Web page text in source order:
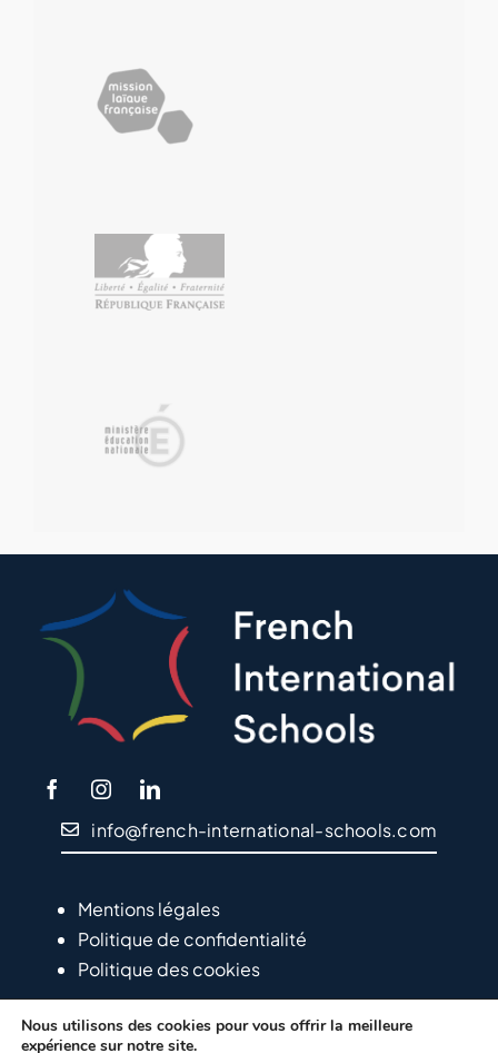
info@french-international-schools.com
Mentions légales
Politique de confidentialité
Politique des cookies
Nous utilisons des cookies pour vous offrir la meilleure
expérience sur notre site.